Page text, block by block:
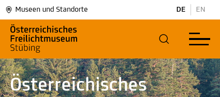
Museen und Standorte DE EN
Österreichisches